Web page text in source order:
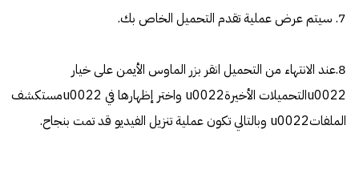
7. سيتم عرض عملية تقدم التحميل الخاص بك.
8.عند الانتهاء من التحميل انقر بزر الماوس الأيمن على خيار
u0022التحميلات الأخيرةu0022 واختر إظهارها في u0022مستكشف
الملفاتu0022 وبالتالي تكون عملية تنزيل الفيديو قد تمت بنجاح.